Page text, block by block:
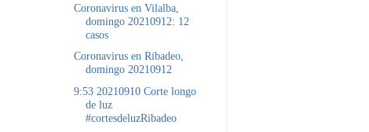
Coronavirus en Vilalba,
domingo 20210912: 12
casos
Coronavirus en Ribadeo,
domingo 20210912
9:53 20210910 Corte longo
de luz
#cortesdeluzRibadeo